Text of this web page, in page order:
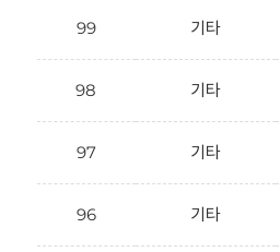
99 기타
98 기타
97 기타
96 기타